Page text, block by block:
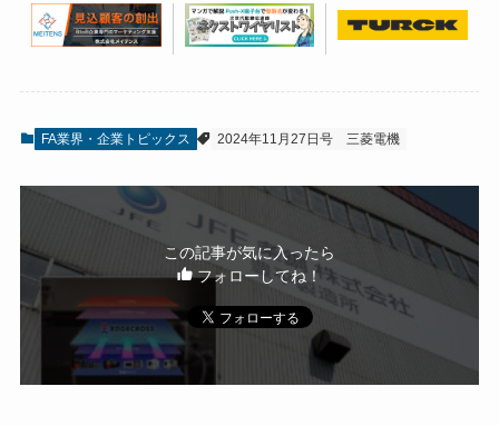
FA業界・企業トピックス 2024年11月27日号 三菱電機
この記事が気に入ったら
フォローしてね！